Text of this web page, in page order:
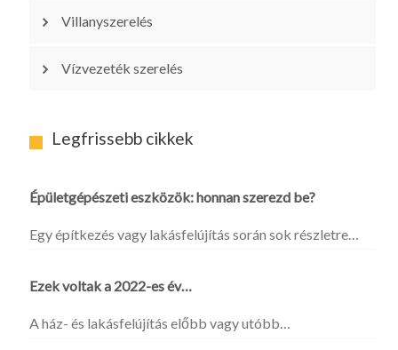
Villanyszerelés
Vízvezeték szerelés
Legfrissebb cikkek
Épületgépészeti eszközök: honnan szerezd be?
Egy építkezés vagy lakásfelújítás során sok részletre…
Ezek voltak a 2022-es év…
A ház- és lakásfelújítás előbb vagy utóbb…